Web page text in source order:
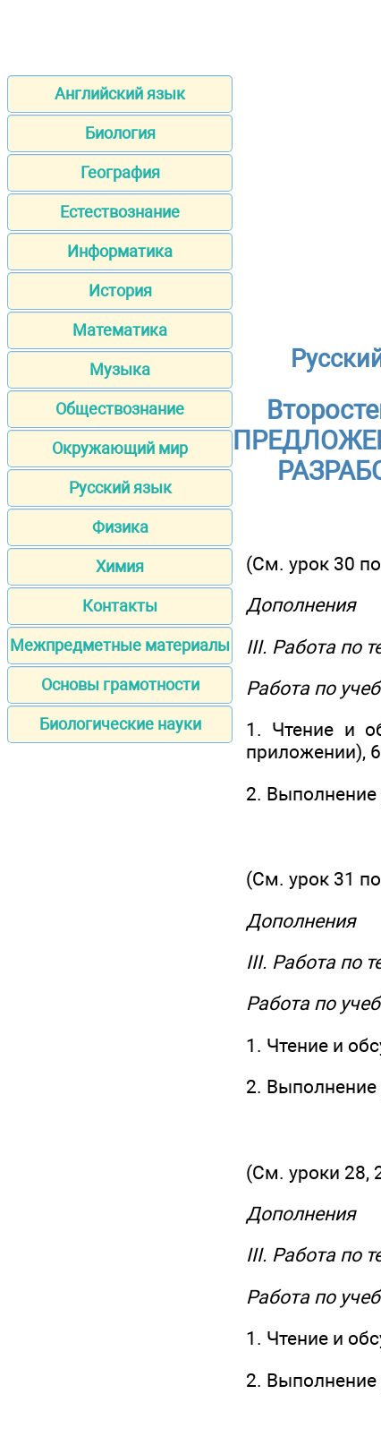
Английский язык
Биология
География
Естествознание
Информатика
История
Математика
Музыка
Обществознание
Окружающий мир
Русский язык
Физика
Химия
Контакты
Межпредметные материалы
Основы грамотности
Биологические науки
(См. урок 30
Дополнения
III. Работа по
Работа по
1. Чтение и
приложении),
2. Выполнение
(См. урок 31
Дополнения
III. Работа по
Работа по
1. Чтение и
2. Выполнение
(См. уроки 28,
Дополнения
III. Работа по
Работа по
1. Чтение и
2. Выполнение